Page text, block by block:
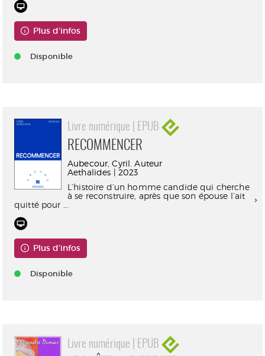
Plus d'infos
Disponible
Livre numérique | EPUB
RECOMMENCER
Aubecour, Cyril. Auteur
Aethalides | 2023
L’histoire d’un homme candide qui cherche
à se reconstruire, après que son épouse l’ait
quitté pour ...
Plus d'infos
Disponible
Livre numérique | EPUB